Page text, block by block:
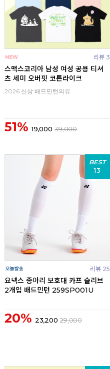
리뷰 3
스맥스코리아 남성 여성 공용 티셔
츠 세미 오버핏 코튼라이크
2026 신상 배드민턴의류
51% 19,000 39,000
BEST
13
리뷰 25
요넥스 종아리 보호대 카프 슬리브
2개입 배드민턴 259SP001U
20% 23,200 29,000